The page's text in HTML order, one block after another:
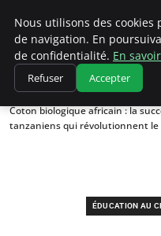
Climatedebtagents
Accueil
Éducation au
Coton biologique africain : la
tanzaniens qui révolutionnent le
ÉDUCATION AU
Nous utilisons des
de navigation. En
de confidentialité. En
Refuser Accepter